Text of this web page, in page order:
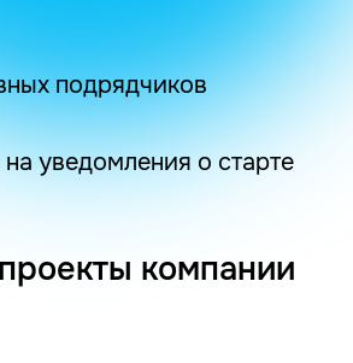
подрядчиков
уведомления о старте
компании